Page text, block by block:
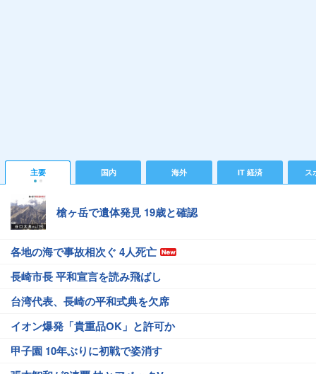
主要 国内 海外 IT 経済 ス
槍ヶ岳で遺体発見 19歳と確認
各地の海で事故相次ぐ 4人死亡
長崎市長 平和宣言を読み飛ばし
台湾代表、長崎の平和式典を欠席
イオン爆発「貴重品OK」と許可か
甲子園 10年ぶりに初戦で姿消す